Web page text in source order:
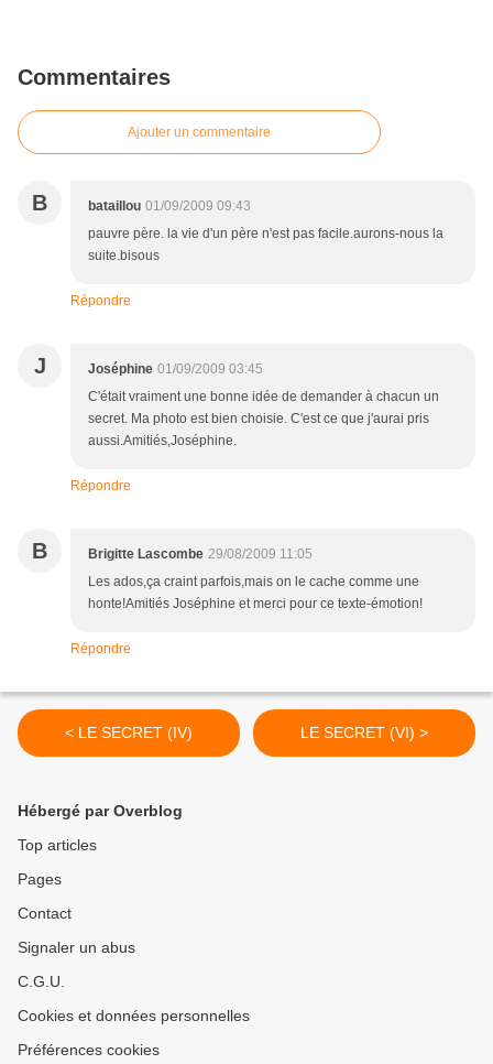
Commentaires
Ajouter un commentaire
B bataillou 01/09/2009 09:43
pauvre père. la vie d'un père n'est pas facile.aurons-nous la
suite.bisous
Répondre
J Joséphine 01/09/2009 03:45
C'était vraiment une bonne idée de demander à chacun un
secret. Ma photo est bien choisie. C'est ce que j'aurai pris
aussi.Amitiés,Joséphine.
Répondre
B Brigitte Lascombe 29/08/2009 11:05
Les ados,ça craint parfois,mais on le cache comme une
honte!Amitiés Joséphine et merci pour ce texte-émotion!
Répondre
< LE SECRET (IV) LE SECRET (VI) >
Hébergé par Overblog
Top articles
Pages
Contact
Signaler un abus
C.G.U.
Cookies et données personnelles
Préférences cookies